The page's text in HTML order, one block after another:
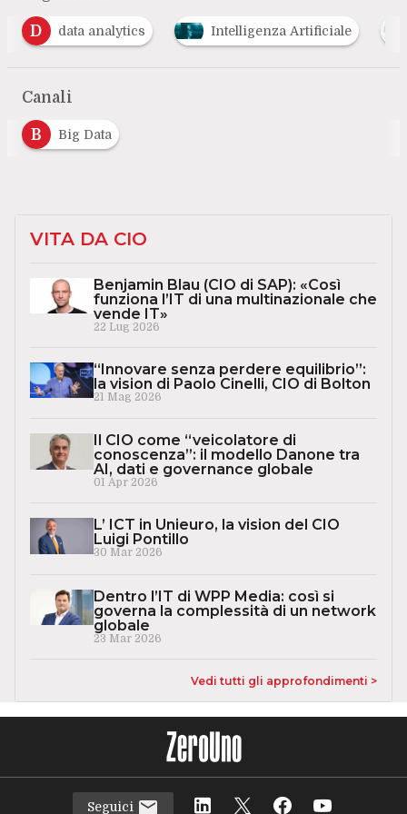
analytics Intelligenza Artificiale
Canali
B Big Data
VITA DA CIO
Benjamin Blau (CIO di SAP): «Così
funziona l’IT di una multinazionale che
vende IT»
22 Lug 2026
“Innovare senza perdere equilibrio”:
la vision di Paolo Cinelli, CIO di Bolton
21 Mag 2026
Il CIO come “veicolatore di
conoscenza”: il modello Danone tra
AI, dati e governance globale
01 Apr 2026
L’ ICT in Unieuro, la vision del CIO
Luigi Pontillo
30 Mar 2026
Dentro l’IT di WPP Media: così si
governa la complessità di un network
globale
23 Mar 2026
Vedi tutti gli approfondimenti >
Seguici